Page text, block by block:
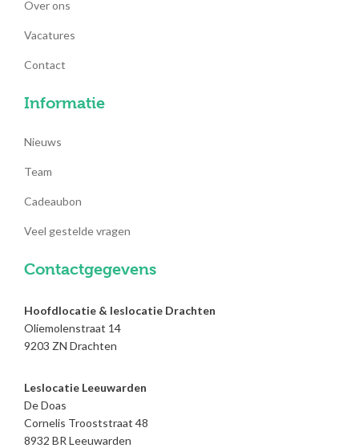
Over ons
Vacatures
Contact
Informatie
Nieuws
Team
Cadeaubon
Veel gestelde vragen
Contactgegevens
Hoofdlocatie & leslocatie Drachten
Oliemolenstraat 14
9203 ZN Drachten
Leslocatie Leeuwarden
De Doas
Cornelis Trooststraat 48
8932 BR Leeuwarden